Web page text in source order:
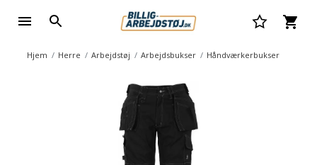
Hjem Herre Arbejdstøj Arbejdsbukser Håndværkerbukser